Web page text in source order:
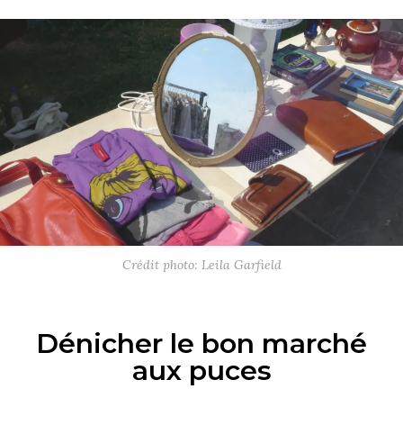
Crédit photo: Leila Garfield
Dénicher le bon marché
aux puces